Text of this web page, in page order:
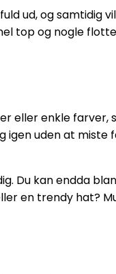
ud, og samtidig
top og nogle
eller enkle farver,
igen uden at
Du kan endda
en trendy hat?